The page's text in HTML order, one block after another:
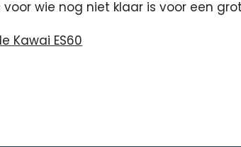
wie nog niet klaar is voor een
Kawai ES60